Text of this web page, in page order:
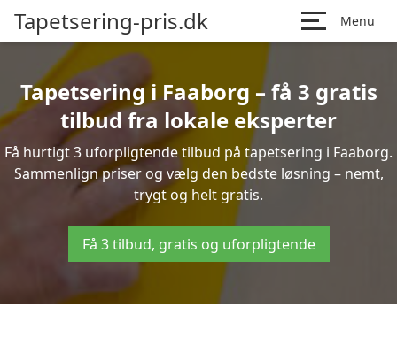
Tapetsering-pris.dk Menu
Tapetsering i Faaborg – få 3 gratis
tilbud fra lokale eksperter
Få hurtigt 3 uforpligtende tilbud på tapetsering i Faaborg.
Sammenlign priser og vælg den bedste løsning – nemt,
trygt og helt gratis.
Få 3 tilbud, gratis og uforpligtende